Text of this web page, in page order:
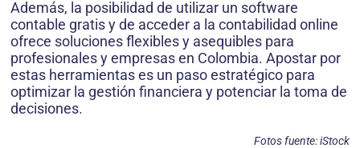
Además, la posibilidad de utilizar un software
contable gratis y de acceder a la contabilidad online
ofrece soluciones flexibles y asequibles para
profesionales y empresas en Colombia. Apostar por
estas herramientas es un paso estratégico para
optimizar la gestión financiera y potenciar la toma de
decisiones.
Fotos fuente: iStock